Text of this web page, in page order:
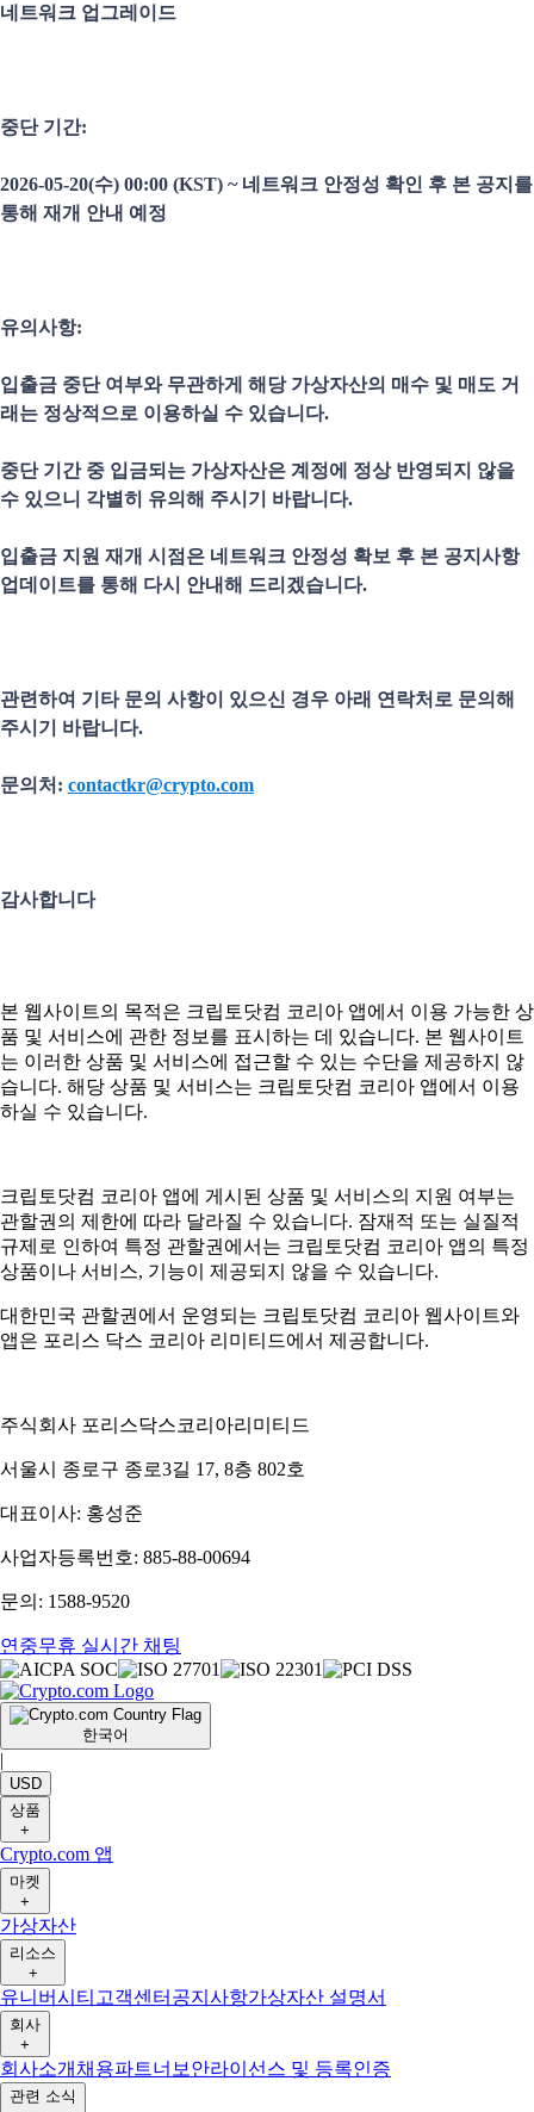
네트워크 업그레이드
중단 기간:
2026-05-20(수) 00:00 (KST) ~ 네트워크 안정성 확인 후 본 공지를
통해 재개 안내 예정
유의사항:
입출금 중단 여부와 무관하게 해당 가상자산의 매수 및 매도 거
래는 정상적으로 이용하실 수 있습니다.
중단 기간 중 입금되는 가상자산은 계정에 정상 반영되지 않을
수 있으니 각별히 유의해 주시기 바랍니다.
입출금 지원 재개 시점은 네트워크 안정성 확보 후 본 공지사항
업데이트를 통해 다시 안내해 드리겠습니다.
관련하여 기타 문의 사항이 있으신 경우 아래 연락처로 문의해
주시기 바랍니다.
문의처: contactkr@crypto.com
감사합니다
본 웹사이트의 목적은 크립토닷컴 코리아 앱에서 이용 가능한 상
품 및 서비스에 관한 정보를 표시하는 데 있습니다. 본 웹사이트
는 이러한 상품 및 서비스에 접근할 수 있는 수단을 제공하지 않
습니다. 해당 상품 및 서비스는 크립토닷컴 코리아 앱에서 이용
하실 수 있습니다.
크립토닷컴 코리아 앱에 게시된 상품 및 서비스의 지원 여부는
관할권의 제한에 따라 달라질 수 있습니다. 잠재적 또는 실질적
규제로 인하여 특정 관할권에서는 크립토닷컴 코리아 앱의 특정
상품이나 서비스, 기능이 제공되지 않을 수 있습니다.
대한민국 관할권에서 운영되는 크립토닷컴 코리아 웹사이트와
앱은 포리스 닥스 코리아 리미티드에서 제공합니다.
주식회사 포리스닥스코리아리미티드
서울시 종로구 종로3길 17, 8층 802호
대표이사: 홍성준
사업자등록번호: 885-88-00694
문의: 1588-9520
연중무휴 실시간 채팅
한국어
|
USD
상품
+
Crypto.com 앱
마켓
+
가상자산
리소스
+
유니버시티 고객센터 공지사항가상자산 설명서
회사
+
회사소개 채용파트너 보안라이선스 및 등록인증
관련 소식